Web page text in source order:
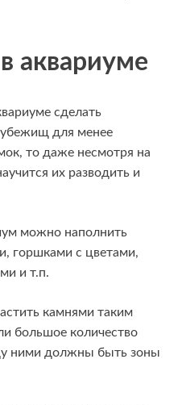
аквариуме
сделать
убежищ для менее
то даже несмотря на
их разводить и
можно наполнить
горшками с цветами,
и т.п.
камнями таким
большое количество
ними должны быть зоны